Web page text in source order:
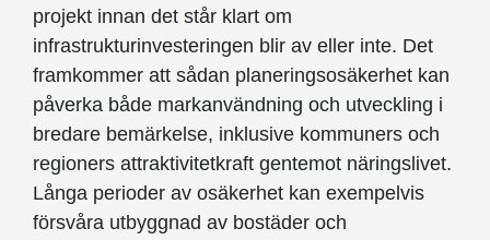
projekt innan det står klart om
infrastrukturinvesteringen blir av eller inte. Det
framkommer att sådan planeringsosäkerhet kan
påverka både markanvändning och utveckling i
bredare bemärkelse, inklusive kommuners och
regioners attraktivitetkraft gentemot näringslivet.
Långa perioder av osäkerhet kan exempelvis
försvåra utbyggnad av bostäder och